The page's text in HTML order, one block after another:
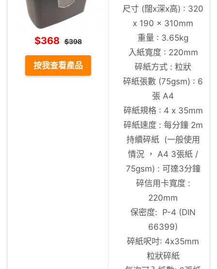
$368 $398
按我查看產品
尺寸 (闊x深x高) : 320
x 190 x 310mm
重量 : 3.65kg
入紙寬度 : 220mm
碎紙方式 : 粒狀
碎紙張數 (75gsm) : 6
張 A4
碎紙規格 : 4 x 35mm
碎紙速度 : 每分鐘 2m
持續碎紙 (一般使用
情況 ， A4 3張紙 /
75gsm) : 可達3分鐘
碎信用卡寬度 :
220mm
保密度: P-4 (DIN
66399)
碎紙呎吋: 4x35mm
粒狀碎紙